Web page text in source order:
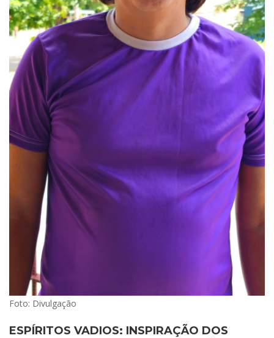
Foto: Divulgação
ESPÍRITOS VADIOS: INSPIRAÇÃO DOS